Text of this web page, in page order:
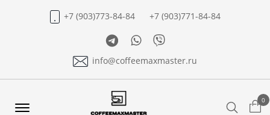
+7 (903)773-84-84
+7 (903)771-84-84
TelegramWhatsapp
Viber
info@coffeemaxmaster.ru
0